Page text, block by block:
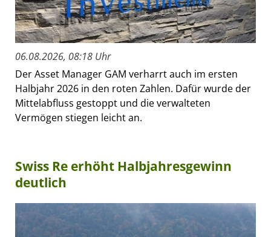
06.08.2026, 08:18 Uhr
Der Asset Manager GAM verharrt auch im ersten
Halbjahr 2026 in den roten Zahlen. Dafür wurde der
Mittelabfluss gestoppt und die verwalteten
Vermögen stiegen leicht an.
Swiss Re erhöht Halbjahresgewinn
deutlich